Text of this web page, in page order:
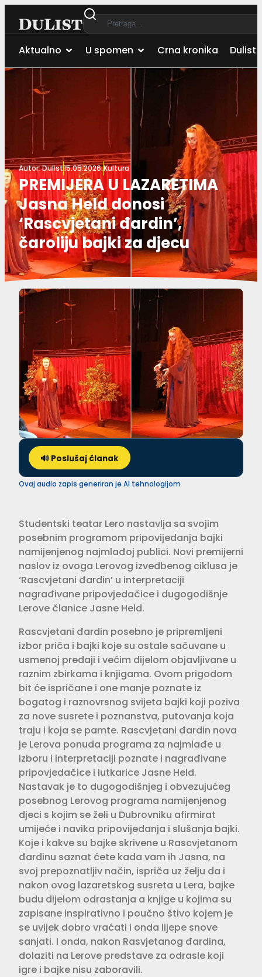
Aktualno U spomen Crna kronika Dulist
Autor:Dulist15.05.2026.Kultura
PREMIJERA U LAZARETIMA
Jasna Held donosi
‘Rascvjetani đardin’,
čaroliju bajki za djecu
🔊 Poslušaj članak
Ovaj audio zapis generiran je AI tehnologijom
Studentski teatar Lero nastavlja sa svojim
posebnim programom pripovijedanja bajki
namijenjenog najmlađoj publici. Novi premijerni
naslov iz ovoga Lerovog izvedbenog ciklusa je
‘Rascvjetani đardin’ u interpretaciji
nagrađivane pripovjedačice i dugogodišnje
Lerove članice Jasne Held.
Rascvjetani đardin posebno je pripremljeni
izbor priča i bajki koje su ostale sačuvane u
usmenoj predaji i većim dijelom objavljivane u
raznim zbirkama i knjigama. Ovom prigodom
bit će ispričane i one manje poznate iz
bogatog i raznovrsnog svijeta bajki koji poziva
za nove susrete i poznanstva, putovanja koja
traju i koja se pamte. Rascvjetani đardin nova
je Lerova ponuda programa za najmlađe u
izboru i interpretaciji poznate i nagrađivane
pripovjedačice i lutkarice Jasne Held.
Nastavak je to dugogodišnjeg i obvezujućeg
posebnog Lerovog programa namijenjenog
djeci s kojim se želi u Dubrovniku afirmirat
umijeće i navika pripovijedanja i slušanja bajki.
Koje i kakve su bajke skrivene u Rascvjetanom
đardinu saznat ćete kada vam ih Jasna, na
svoj prepoznatljiv način, ispriča uz želju da i
nakon ovog lazaretskog susreta u Lera, bajke
budu dijelom odrastanja a knjige u kojima su
zapisane inspirativno i poučno štivo kojem je
se uvijek dobro vraćati i onda lijepe snove
sanjati. I onda, nakon Rasvjetanog đardina,
dolaziti na Lerove predstave za odrasle koji
igre i bajke nisu zaboravili.